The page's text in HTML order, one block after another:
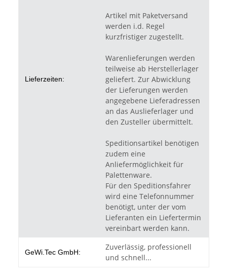
Lieferzeiten:
Artikel mit Paketversand
werden i.d. Regel
kurzfristiger zugestellt.
Warenlieferungen werden
teilweise ab Herstellerlager
geliefert. Zur Abwicklung
der Lieferungen werden
angegebene Lieferadressen
an das Auslieferlager und
den Zusteller übermittelt.
Speditionsartikel benötigen
zudem eine
Anliefermöglichkeit für
Palettenware.
Für den Speditionsfahrer
wird eine Telefonnummer
benötigt, unter der vom
Lieferanten ein Liefertermin
vereinbart werden kann.
GeWi.Tec GmbH:
Zuverlässig, professionell
und schnell...